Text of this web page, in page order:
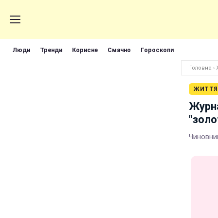
Люди Тренди Корисне Смачно Гороскопи
Головна ›
ЖИТТЯ